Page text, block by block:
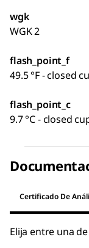
wgk
WGK 2
flash_point_f
49.5 °F - closed
flash_point_c
9.7 °C - closed
Certificado De
Elija entre una